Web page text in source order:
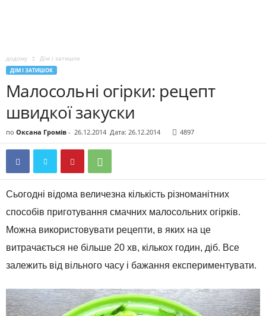
додому Дім і затишок
ДІМ І ЗАТИШОК
Малосольні огірки: рецепт
швидкої закуски
по Оксана Громів - 26.12.2014 Дата: 26.12.2014 4897
Сьогодні відома величезна кількість різноманітних
способів приготування смачних малосольних огірків.
Можна використовувати рецепти, в яких на це
витрачається не більше 20 хв, кількох годин, діб. Все
залежить від вільного часу і бажання експериментувати.